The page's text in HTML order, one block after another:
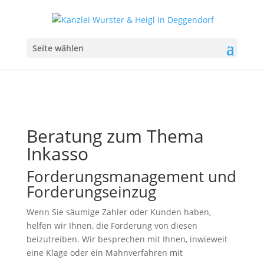
Seite wählen
Beratung zum Thema
Inkasso
Forderungsmanagement und
Forderungseinzug
Wenn Sie säumige Zahler oder Kunden haben,
helfen wir Ihnen, die Forderung von diesen
beizutreiben. Wir besprechen mit Ihnen, inwieweit
eine Klage oder ein Mahnverfahren mit